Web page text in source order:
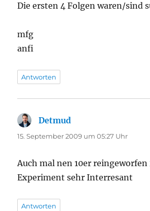
Die ersten 4 Folgen waren/sind
mfg
anfi
Antworten
Detmud
15. September 2009 um 05:27 Uhr
Auch mal nen 10er reingeworfen
Experiment sehr Interresant
Antworten